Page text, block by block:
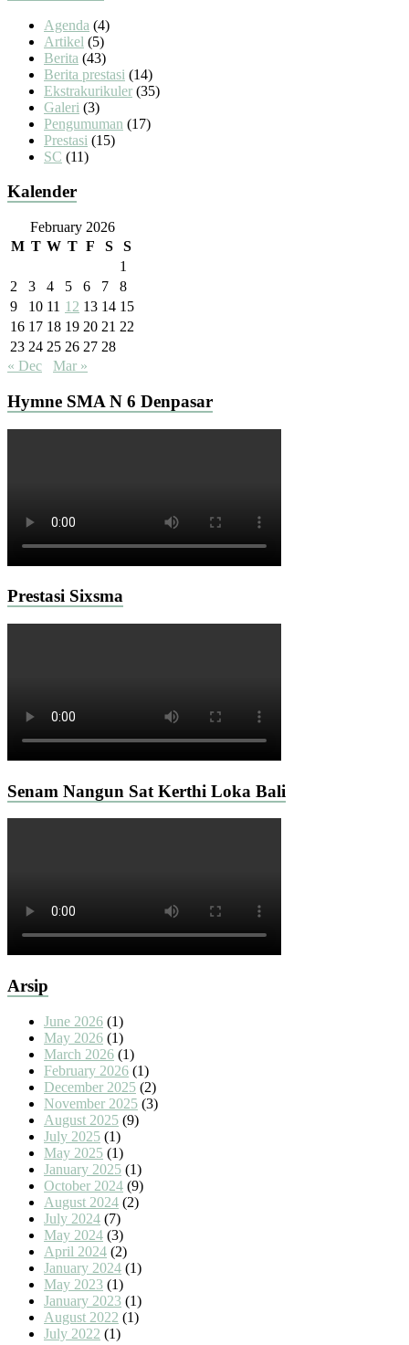
Agenda (4)
Artikel (5)
Berita (43)
Berita prestasi (14)
Ekstrakurikuler (35)
Galeri (3)
Pengumuman (17)
Prestasi (15)
SC (11)
Kalender
February 2026
M T W T F S
S
1
2
3 4 5 6 7
8
9
10 11 12 13 14 15
16 17 18 19 20 21 22
23 24 25 26 27 28
« Dec
Mar »
Hymne SMA N 6 Denpasar
Prestasi Sixsma
Senam Nangun Sat Kerthi Loka Bali
Arsip
June 2026 (1)
May 2026 (1)
March 2026 (1)
February 2026 (1)
December 2025 (2)
November 2025 (3)
August 2025 (9)
July 2025 (1)
May 2025 (1)
January 2025 (1)
October 2024 (9)
August 2024 (2)
July 2024 (7)
May 2024 (3)
April 2024 (2)
January 2024 (1)
May 2023 (1)
January 2023 (1)
August 2022 (1)
July 2022 (1)